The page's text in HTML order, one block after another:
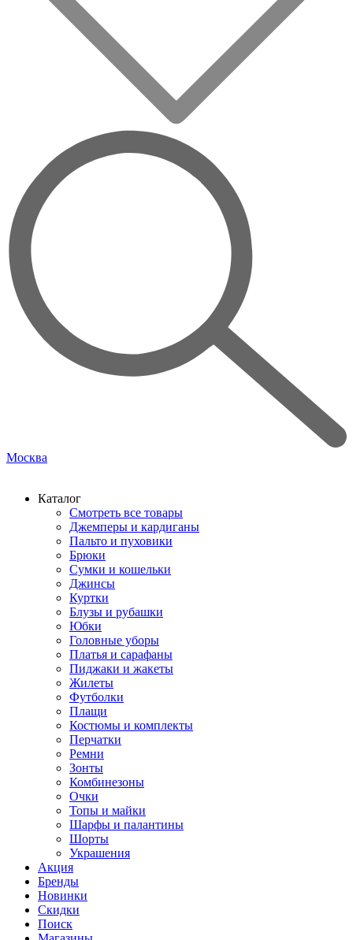
Москва
Каталог
Смотреть все товары
Джемперы и кардиганы
Пальто и пуховики
Брюки
Сумки и кошельки
Джинсы
Куртки
Блузы и рубашки
Юбки
Головные уборы
Платья и сарафаны
Пиджаки и жакеты
Жилеты
Футболки
Плащи
Костюмы и комплекты
Перчатки
Ремни
Зонты
Комбинезоны
Очки
Топы и майки
Шарфы и палантины
Шорты
Украшения
Акция
Бренды
Новинки
Скидки
Поиск